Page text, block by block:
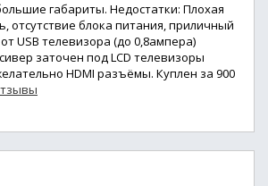
габариты. Недостатки: Плохая
отсутствие блока питания, приличный
USB телевизора (до 0,8ампера)
заточен под LCD телевизоры
HDMI разъёмы. Куплен за 900